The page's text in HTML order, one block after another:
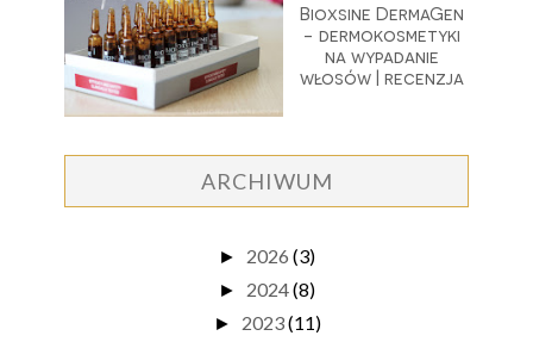
Bioxsine DermaGen
- dermokosmetyki
na wypadanie
włosów | recenzja
ARCHIWUM
► 2026 (3)
► 2024(8)
► 2023(11)